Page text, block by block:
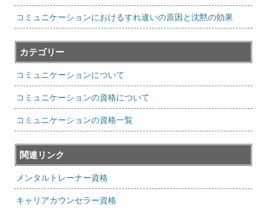
コミュニケーションにおけるすれ違いの原因と沈黙の効果
カテゴリー
コミュニケーションについて
コミュニケーションの資格について
コミュニケーションの資格一覧
関連リンク
メンタルトレーナー資格
キャリアカウンセラー資格